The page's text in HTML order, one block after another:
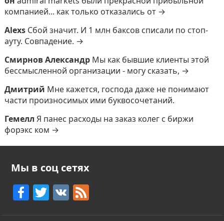
компанией... как только отказались от →
Alexs Сбой значит. И 1 млн баксов списали по стоп-
ауту. Совпадение. →
Смирнов Александр Мы как бывшие клиенты этой
бессмысленной организации - могу сказать, →
Дмитрий Мне кажется, господа даже не понимают
части произносимых ими буквосочетаний.
Гемелл Я панес расходы на заказ колег с биржи
форэкс ком →
Мы в соц сетях
F T V F